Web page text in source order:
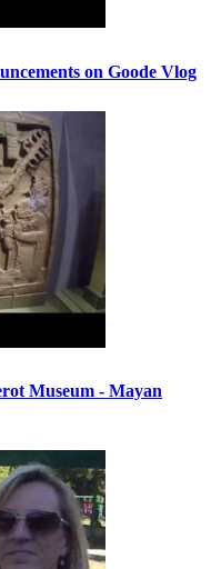
on Goode Vlog
Museum - Mayan